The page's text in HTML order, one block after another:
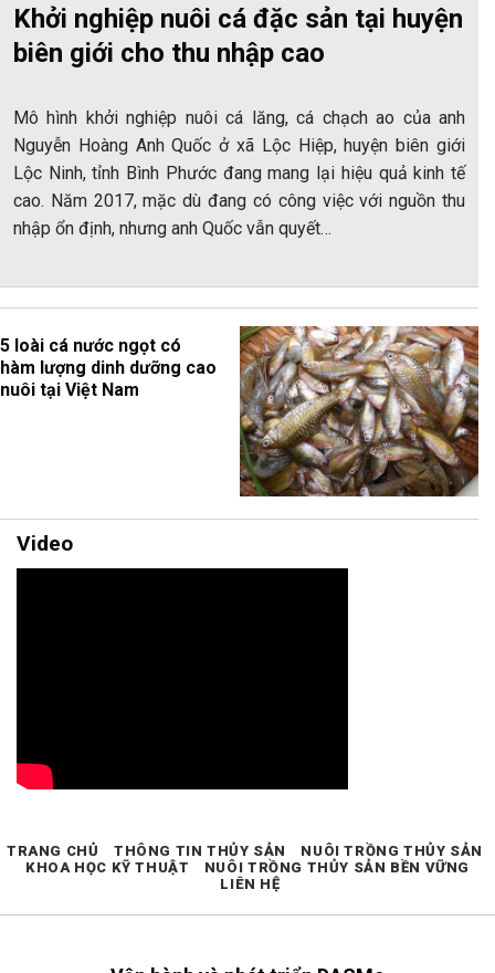
Khởi nghiệp nuôi cá đặc sản tại huyện
biên giới cho thu nhập cao
Mô hình khởi nghiệp nuôi cá lăng, cá chạch ao của anh
Nguyễn Hoàng Anh Quốc ở xã Lộc Hiệp, huyện biên giới
Lộc Ninh, tỉnh Bình Phước đang mang lại hiệu quả kinh tế
cao. Năm 2017, mặc dù đang có công việc với nguồn thu
nhập ổn định, nhưng anh Quốc vẫn quyết…
5 loài cá nước ngọt có
hàm lượng dinh dưỡng cao
nuôi tại Việt Nam
Video
TRANG CHỦ THÔNG TIN THỦY SẢN
NUÔI TRỒNG THỦY SẢN
KHOA HỌC KỸ THUẬT
NUÔI TRỒNG THỦY SẢN BỀN VỮNG
LIÊN HỆ